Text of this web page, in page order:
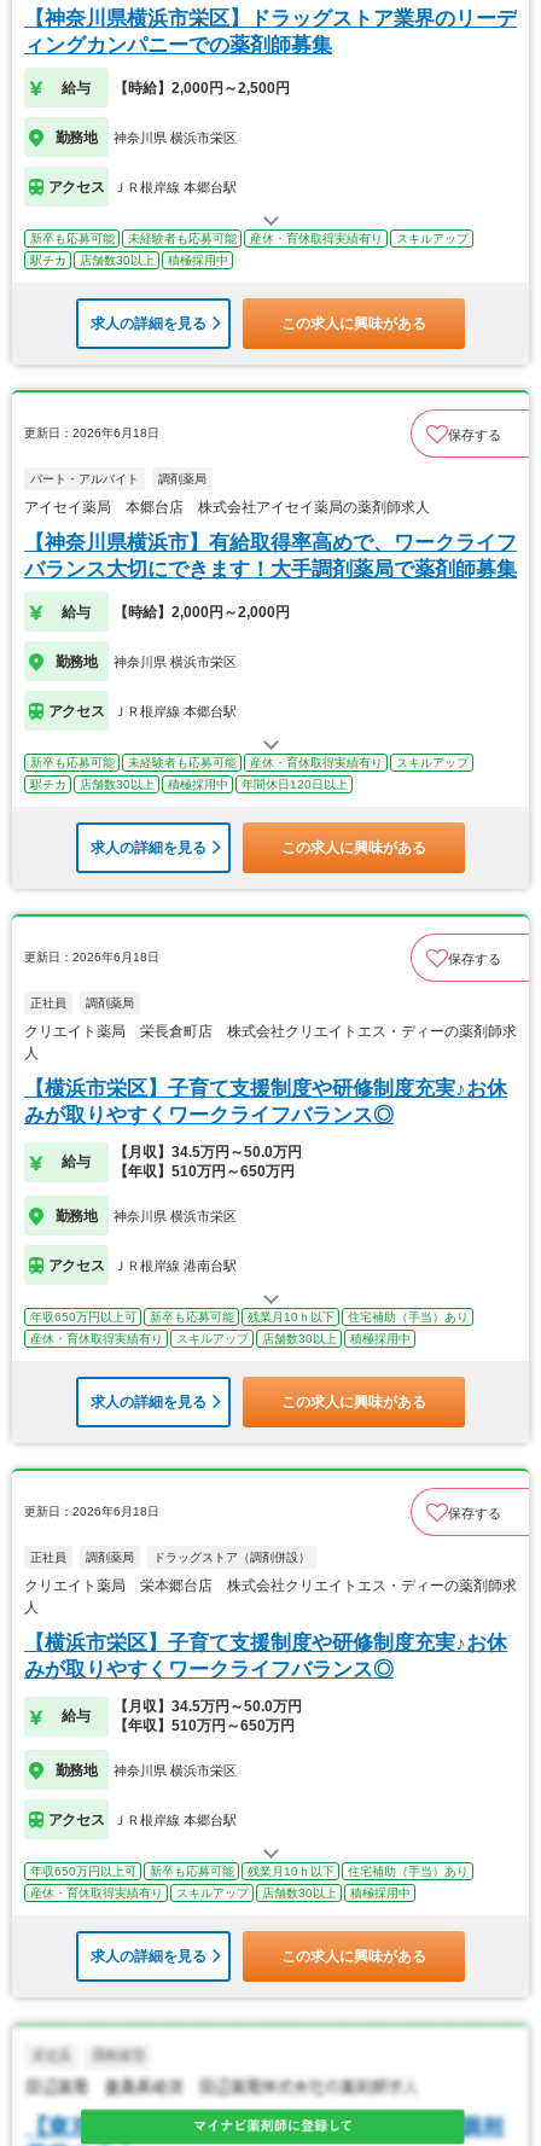
【神奈川県横浜市栄区】ドラッグストア業界のリーデ
ィングカンパニーでの薬剤師募集
給与 【時給】2,000円～2,500円
勤務地 神奈川県 横浜市栄区
アクセス ＪＲ根岸線 本郷台駅
新卒も応募可能 未経験者も応募可能 産休・育休取得実績有り
スキルアップ
駅チカ
店舗数30以上 積極採用中
求人の詳細を見る この求人に興味がある
更新日：2026年6月18日 保存する
パート・アルバイト 調剤薬局
アイセイ薬局 本郷台店 株式会社アイセイ薬局の薬剤師求人
【神奈川県横浜市】有給取得率高めで、ワークライフ
バランス大切にできます！大手調剤薬局で薬剤師募集
給与 【時給】2,000円～2,000円
勤務地 神奈川県 横浜市栄区
アクセス ＪＲ根岸線 本郷台駅
新卒も応募可能 未経験者も応募可能 産休・育休取得実績有り
スキルアップ
駅チカ
店舗数30以上 積極採用中 年間休日120日以上
求人の詳細を見る この求人に興味がある
更新日：2026年6月18日 保存する
正社員 調剤薬局
クリエイト薬局 栄長倉町店 株式会社クリエイトエス・ディーの薬剤師求
人
【横浜市栄区】子育て支援制度や研修制度充実♪お休
みが取りやすくワークライフバランス◎
給与
【月収】34.5万円～50.0万円
【年収】510万円～650万円
勤務地 神奈川県 横浜市栄区
アクセス ＪＲ根岸線 港南台駅
年収650万円以上可 新卒も応募可能 残業月10ｈ以下
住宅補助（手当）あり
産休・育休取得実績有り
スキルアップ 店舗数30以上 積極採用中
求人の詳細を見る この求人に興味がある
更新日：2026年6月18日 保存する
正社員 調剤薬局 ドラッグストア（調剤併設）
クリエイト薬局 栄本郷台店 株式会社クリエイトエス・ディーの薬剤師求
人
【横浜市栄区】子育て支援制度や研修制度充実♪お休
みが取りやすくワークライフバランス◎
給与
【月収】34.5万円～50.0万円
【年収】510万円～650万円
勤務地 神奈川県 横浜市栄区
アクセス ＪＲ根岸線 本郷台駅
年収650万円以上可 新卒も応募可能 残業月10ｈ以下
住宅補助（手当）あり
産休・育休取得実績有り
スキルアップ 店舗数30以上 積極採用中
求人の詳細を見る この求人に興味がある